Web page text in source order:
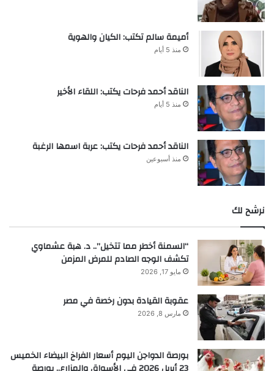
أميمة سالم تكتب: الكيان والهوية
منذ 5 أيام
الناقد أحمد فرحات يكتب: اللقاء الأخير
منذ 5 أيام
الناقد أحمد فرحات يكتب: عربة اسمها الرغبة
منذ أسبوعين
نرشح لك
“السمنة أخطر مما تتخيل”.. د. هبة عشماوي
تكشف الوجه الصادم للمرض المزمن
مايو 17, 2026
عقوبة القيادة بدون رخصة في مصر
مارس 8, 2026
بورصة الدواجن اليوم أسعار الفراخ البيضاء الخميس